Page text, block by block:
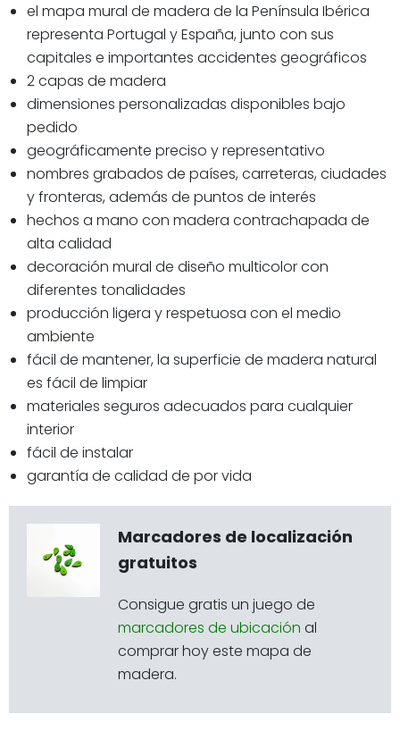
el mapa mural de madera de la Península Ibérica
representa Portugal y España, junto con sus
capitales e importantes accidentes geográficos
2 capas de madera
dimensiones personalizadas disponibles bajo
pedido
geográficamente preciso y representativo
nombres grabados de países, carreteras, ciudades
y fronteras, además de puntos de interés
hechos a mano con madera contrachapada de
alta calidad
decoración mural de diseño multicolor con
diferentes tonalidades
producción ligera y respetuosa con el medio
ambiente
fácil de mantener, la superficie de madera natural
es fácil de limpiar
materiales seguros adecuados para cualquier
interior
fácil de instalar
garantía de calidad de por vida
Marcadores de localización
gratuitos
Consigue gratis un juego de
marcadores de ubicación al
comprar hoy este mapa de
madera.